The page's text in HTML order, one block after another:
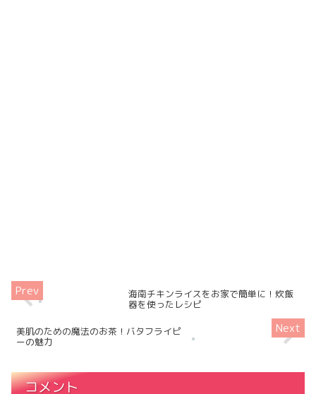
海南チキンライスをお家で簡単に！炊飯
器を使ったレシピ
美肌のための魔法のお茶！バタフライピ
ーの魅力
コメント